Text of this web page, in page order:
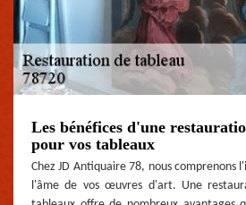
Les bénéfices d'une
pour vos tableaux
Chez JD Antiquaire 78, nous comprenons
l'âme de vos œuvres d'art. Une